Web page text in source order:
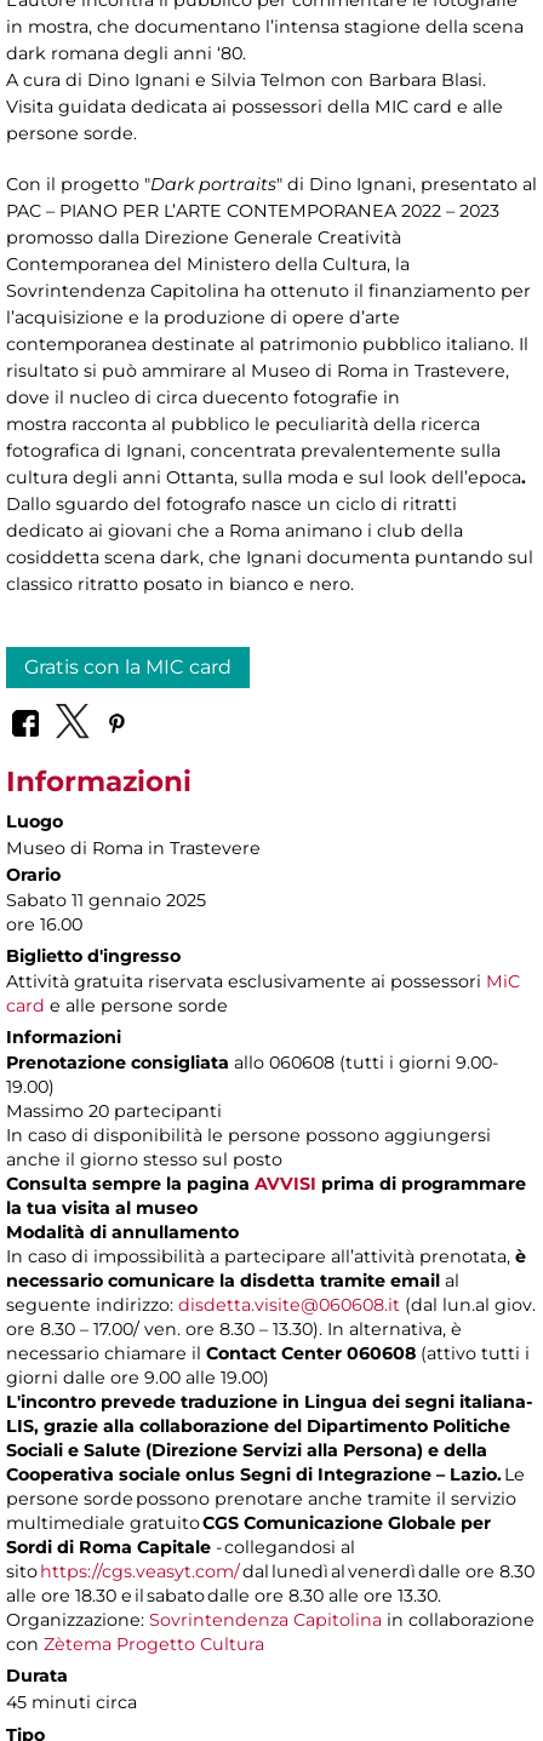
in mostra, che documentano l’intensa stagione della scena
dark romana degli anni ‘80.
A cura di Dino Ignani e Silvia Telmon con Barbara Blasi.
Visita guidata dedicata ai possessori della MIC card e alle
persone sorde.
Con il progetto "Dark portraits" di Dino Ignani, presentato al
PAC – PIANO PER L’ARTE CONTEMPORANEA 2022 – 2023
promosso dalla Direzione Generale Creatività
Contemporanea del Ministero della Cultura, la
Sovrintendenza Capitolina ha ottenuto il finanziamento per
l’acquisizione e la produzione di opere d’arte
contemporanea destinate al patrimonio pubblico italiano. Il
risultato si può ammirare al Museo di Roma in Trastevere,
dove il nucleo di circa duecento fotografie in
mostra racconta al pubblico le peculiarità della ricerca
fotografica di Ignani, concentrata prevalentemente sulla
cultura degli anni Ottanta, sulla moda e sul look dell’epoca.
Dallo sguardo del fotografo nasce un ciclo di ritratti
dedicato ai giovani che a Roma animano i club della
cosiddetta scena dark, che Ignani documenta puntando sul
classico ritratto posato in bianco e nero.
Gratis con la MIC card
Informazioni
Luogo
Museo di Roma in Trastevere
Orario
Sabato 11 gennaio 2025
ore 16.00
Biglietto d'ingresso
Attività gratuita riservata esclusivamente ai possessori MiC
card e alle persone sorde
Informazioni
Prenotazione consigliata allo 060608 (tutti i giorni 9.00-
19.00)
Massimo 20 partecipanti
In caso di disponibilità le persone possono aggiungersi
anche il giorno stesso sul posto
Consulta sempre la pagina AVVISI prima di programmare
la tua visita al museo
Modalità di annullamento
In caso di impossibilità a partecipare all’attività prenotata, è
necessario comunicare la disdetta tramite email al
seguente indirizzo: disdetta.visite@060608.it (dal lun.al giov.
ore 8.30 – 17.00/ ven. ore 8.30 – 13.30). In alternativa, è
necessario chiamare il Contact Center 060608 (attivo tutti i
giorni dalle ore 9.00 alle 19.00)
L'incontro prevede traduzione in Lingua dei segni italiana-
LIS, grazie alla collaborazione del Dipartimento Politiche
Sociali e Salute (Direzione Servizi alla Persona) e della
Cooperativa sociale onlus Segni di Integrazione – Lazio.Le
persone sorde possono prenotare anche tramite il servizio
multimediale gratuitoCGS Comunicazione Globale per
Sordi di Roma Capitale - collegandosi al
sitohttps://cgs.veasyt.com/dal lunedì al venerdì dalle ore 8.30
alle ore 18.30 e il sabato dalle ore 8.30 alle ore 13.30.
Organizzazione: Sovrintendenza Capitolina in collaborazione
con Zètema Progetto Cultura
Durata
45 minuti circa
Tipo